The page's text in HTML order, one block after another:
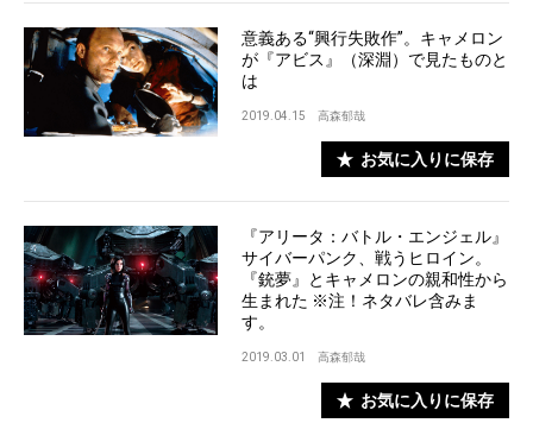
意義ある“興行失敗作”。キャメロン
が『アビス』（深淵）で見たものと
は
2019.04.15 高森郁哉
お気に入りに保存
『アリータ：バトル・エンジェル』
サイバーパンク、戦うヒロイン。
『銃夢』とキャメロンの親和性から
生まれた ※注！ネタバレ含みま
す。
2019.03.01 高森郁哉
お気に入りに保存